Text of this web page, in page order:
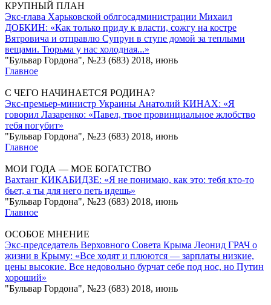
КРУПНЫЙ ПЛАН
Экс-глава Харьковской облгосадминистрации Михаил
ДОБКИН: «Как только приду к власти, сожгу на костре
Вятровича и отправлю Супрун в ступе домой за теплыми
вещами. Тюрьма у нас холодная...»
"Бульвар Гордона", №23 (683) 2018, июнь
Главное
С ЧЕГО НАЧИНАЕТСЯ РОДИНА?
Экс-премьер-министр Украины Анатолий КИНАХ: «Я
говорил Лазаренко: «Павел, твое провинциальное жлобство
тебя погубит»
"Бульвар Гордона", №23 (683) 2018, июнь
Главное
МОИ ГОДА — МОЕ БОГАТСТВО
Вахтанг КИКАБИДЗЕ: «Я не понимаю, как это: тебя кто-то
бьет, а ты для него петь идешь»
"Бульвар Гордона", №23 (683) 2018, июнь
Главное
ОСОБОЕ МНЕНИЕ
Экс-председатель Верховного Совета Крыма Леонид ГРАЧ о
жизни в Крыму: «Все ходят и плюются — зарплаты низкие,
цены высокие. Все недовольно бурчат себе под нос, но Путин
хороший»
"Бульвар Гордона", №23 (683) 2018, июнь